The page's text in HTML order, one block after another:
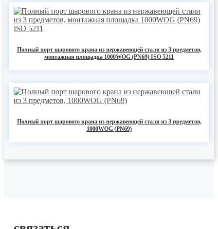
Полный порт шарового крана из нержавеющей стали из 3 предметов,
монтажная площадка 1000WOG (PN69) ISO 5211
Полный порт шарового крана из нержавеющей стали из 3 предметов,
1000WOG (PN69)